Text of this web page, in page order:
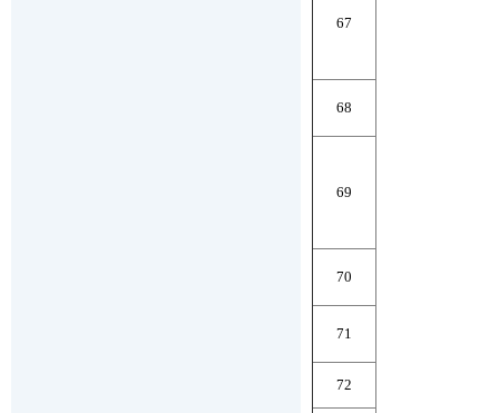
67
68
69
70
71
72